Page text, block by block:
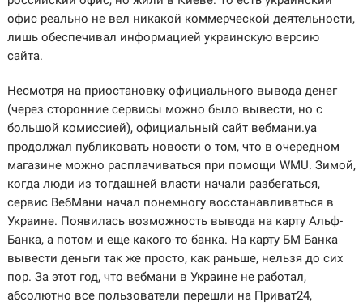
офис реально не вел никакой коммерческой деятельности,
лишь обеспечивал информацией украинскую версию
сайта.
Несмотря на приостановку официального вывода денег
(через сторонние сервисы можно было вывести, но с
большой комиссией), официальный сайт вебмани.уа
продолжал публиковать новости о том, что в очередном
магазине можно расплачиваться при помощи WMU. Зимой,
когда люди из тогдашней власти начали разбегаться,
сервис ВебМани начал понемногу восстанавливаться в
Украине. Появилась возможность вывода на карту Альф-
Банка, а потом и еще какого-то банка. На карту БМ Банка
вывести деньги так же просто, как раньше, нельзя до сих
пор. За этот год, что вебмани в Украине не работал,
абсолютно все пользователи перешли на Приват24,